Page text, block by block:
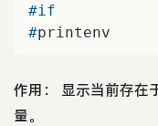
#if
#printenv
作用： 显示当前存在
量。